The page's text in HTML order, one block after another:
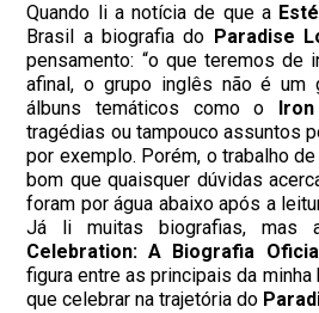
Quando li a notícia de que a
Brasil a biografia do Paradise
pensamento: “o que teremos de
afinal, o grupo inglês não é um
álbuns temáticos como o
tragédias ou tampouco assuntos
por exemplo. Porém, o trabalho de
bom que quaisquer dúvidas
foram por água abaixo após a
Já li muitas biografias, mas
Celebration: A Biografia
figura entre as principais da minha
que celebrar na trajetória do